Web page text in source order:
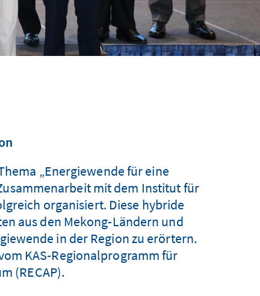
„Energiewende für eine
mit dem Institut für
organisiert. Diese hybride
aus den Mekong-Ländern und
in der Region zu erörtern.
KAS-Regionalprogramm für
(RECAP).